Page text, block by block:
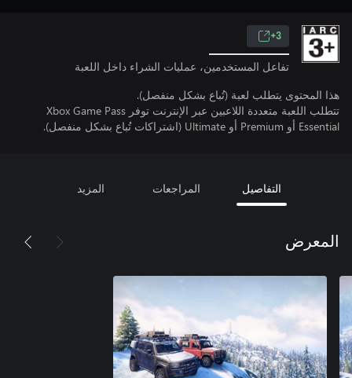
3+
تفاعل المستخدمين، عمليات الشراء داخل اللعبة
هذا المحتوى يتطلب لعبة (تُباع بشكل منفصل).
تتطلب اللعبة متعددة اللاعبين عبر الإنترنت توفر Xbox Game Pass
Essential أو Premium أو Ultimate (اشتراكات تُباع بشكل منفصل).
التفاصيل المراجعات المزيد
المعرض